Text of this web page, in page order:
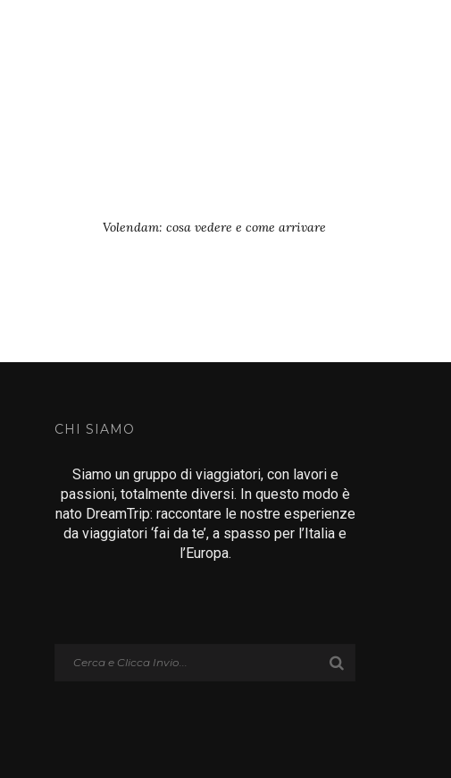
Volendam: cosa vedere e come arrivare
CHI SIAMO
Siamo un gruppo di viaggiatori, con lavori e
passioni, totalmente diversi. In questo modo è
nato DreamTrip: raccontare le nostre esperienze
da viaggiatori ‘fai da te’, a spasso per l’Italia e
l’Europa.